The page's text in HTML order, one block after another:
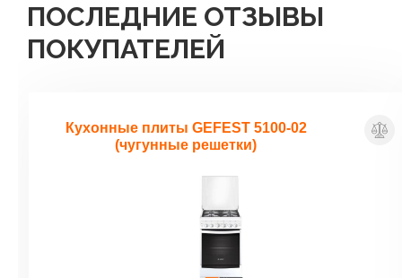
ПОСЛЕДНИЕ ОТЗЫВЫ
ПОКУПАТЕЛЕЙ
Кухонные плиты GEFEST 5100-02
(чугунные решетки)